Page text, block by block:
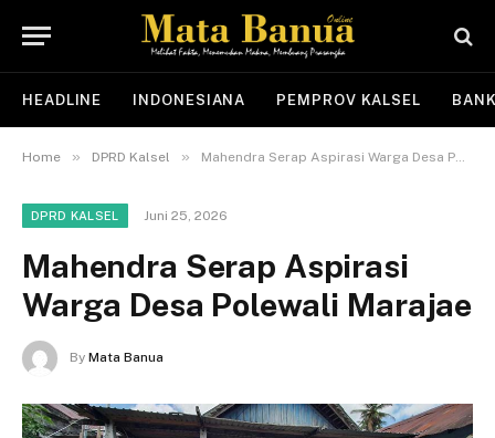
HEADLINE INDONESIANA PEMPROV KALSEL
Home » DPRD Kalsel » Mahendra Serap Aspirasi Warga Desa Polewali Marajae
DPRD KALSEL Juni 25, 2026
Mahendra Serap Aspirasi
Warga Desa Polewali Marajae
By Mata Banua